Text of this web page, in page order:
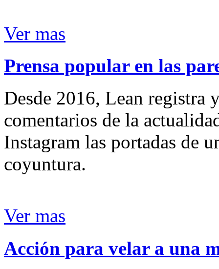
Ver mas
Prensa popular en las
Desde 2016, Lean registra
comentarios de la
Instagram las portadas de
coyuntura.
Ver mas
Acción para velar a una